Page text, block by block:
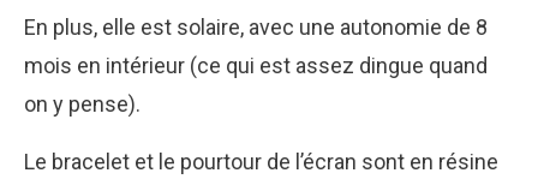
En plus, elle est solaire, avec une autonomie de 8
mois en intérieur (ce qui est assez dingue quand
on y pense).
Le bracelet et le pourtour de l’écran sont en résine